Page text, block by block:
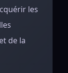
les
de la